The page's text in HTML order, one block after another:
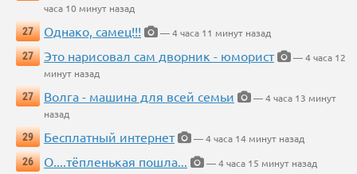
часа 10 минут назад
27
Однако, самец!!!
— 4 часа 11 минут назад
27
Это нарисовал сам дворник - юморист
— 4 часа 12
минут назад
27
Волга - машина для всей семьи
— 4 часа 13 минут
назад
29
Бесплатный интернет
— 4 часа 14 минут назад
26
О....тёпленькая пошла...
— 4 часа 15 минут назад